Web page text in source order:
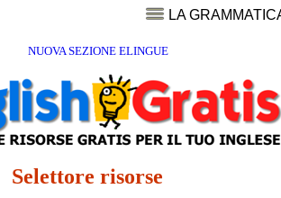
LA
NUOVA SEZIONE ELINGUE
Selettore risorse